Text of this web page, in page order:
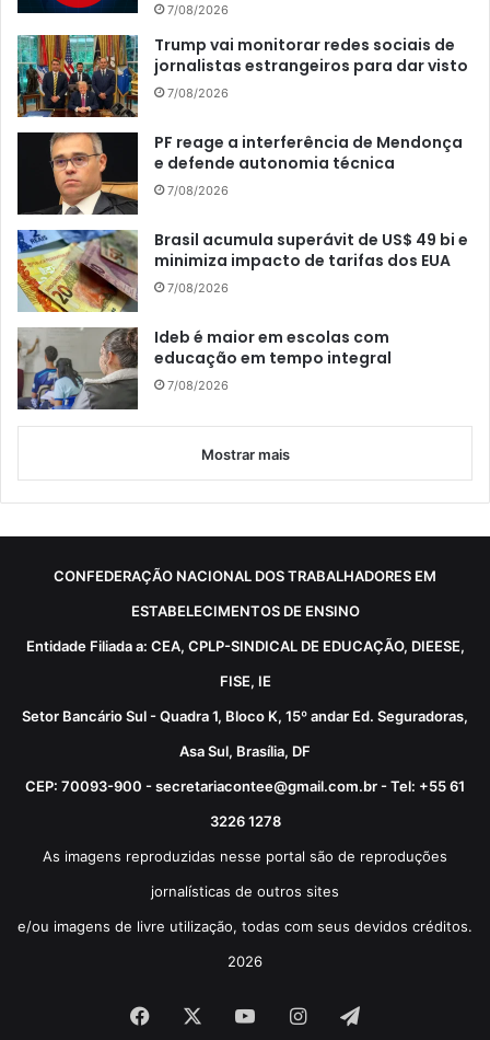
7/08/2026
Trump vai monitorar redes sociais de
jornalistas estrangeiros para dar visto
7/08/2026
PF reage a interferência de Mendonça
e defende autonomia técnica
7/08/2026
Brasil acumula superávit de US$ 49 bi e
minimiza impacto de tarifas dos EUA
7/08/2026
Ideb é maior em escolas com
educação em tempo integral
7/08/2026
Mostrar mais
CONFEDERAÇÃO NACIONAL DOS TRABALHADORES EM
ESTABELECIMENTOS DE ENSINO
Entidade Filiada a: CEA, CPLP-SINDICAL DE EDUCAÇÃO, DIEESE,
FISE, IE
Setor Bancário Sul - Quadra 1, Bloco K, 15º andar Ed. Seguradoras,
Asa Sul, Brasília, DF
CEP: 70093-900 - secretariacontee@gmail.com.br - Tel: +55 61
3226 1278
As imagens reproduzidas nesse portal são de reproduções
jornalísticas de outros sites
e/ou imagens de livre utilização, todas com seus devidos créditos.
2026
Facebook YouTubeInstagram